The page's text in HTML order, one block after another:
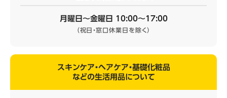
月曜日～金曜日 10:00～17:00
（祝日・窓口休業日を除く）
スキンケア・ヘアケア・基礎化粧品
などの生活用品について